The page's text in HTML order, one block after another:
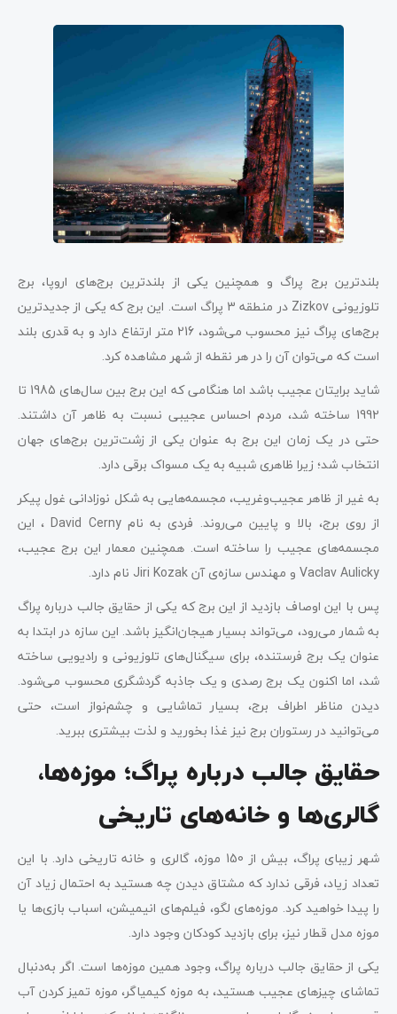
بلندترین برج پراگ و همچنین یکی از بلندترین برج‌های اروپا، برج
تلوزیونی Zizkov در منطقه 3 پراگ است. این برج که یکی از جدیدترین
برج‌های پراگ نیز محسوب می‌شود، 216 متر ارتفاع دارد و به قدری بلند
است که می‌توان آن را در هر نقطه از شهر مشاهده کرد.
شاید برایتان عجیب باشد اما هنگامی که این برج بین سال‌های 1985 تا
1992 ساخته شد، مردم احساس عجیبی نسبت به ظاهر آن داشتند.
حتی در یک زمان این برج به عنوان یکی از زشت‌ترین برج‌های جهان
انتخاب شد؛ زیرا ظاهری شبیه به یک مسواک برقی دارد.
به غیر از ظاهر عجیب‌وغریب، مجسمه‌هایی به شکل نوزادانی غول پیکر
از روی برج، بالا و پایین می‌روند. فردی به نام David Cerny ، این
مجسمه‌های عجیب را ساخته است. همچنین معمار این برج عجیب،
Vaclav Aulicky و مهندس سازه‌ی آن Jiri Kozak نام دارد.
پس با این اوصاف بازدید از این برج که یکی از حقایق جالب درباره پراگ
به شمار می‌رود، می‌تواند بسیار هیجان‌انگیز باشد. این سازه در ابتدا به
عنوان یک برج فرستنده، برای سیگنال‌های تلوزیونی و رادیویی ساخته
شد، اما اکنون یک برج رصدی و یک جاذبه گردشگری محسوب می‌شود.
دیدن مناظر اطراف برج، بسیار تماشایی و چشم‌نواز است، حتی
می‌توانید در رستوران برج نیز غذا بخورید و لذت بیشتری ببرید.
حقایق جالب درباره پراگ؛ موزه‌ها،
گالری‌ها و خانه‌های تاریخی
شهر زیبای پراگ، بیش از 150 موزه، گالری و خانه تاریخی دارد. با این
تعداد زیاد، فرقی ندارد که مشتاق دیدن چه هستید به احتمال زیاد آن
را پیدا خواهید کرد. موزه‌های لگو، فیلم‌های انیمیشن، اسباب‌ بازی‌ها یا
موزه مدل قطار نیز، برای بازدید کودکان وجود دارد.
یکی از حقایق جالب درباره پراگ، وجود همین موزه‌ها است. اگر به‌دنبال
تماشای چیزهای عجیب هستید، به موزه‌ کیمیاگر، موزه تمیز کردن آب